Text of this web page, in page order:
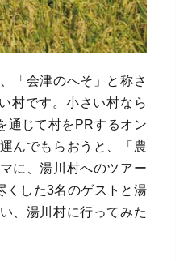
「会津のへそ」と称さ
村です。小さい村なら
通じて村をPRするオン
んでもらおうと、「農
に、湯川村へのツアー
くした3名のゲストと湯
、湯川村に行ってみた